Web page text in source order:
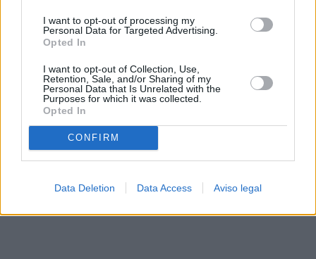
I want to opt-out of processing my
Personal Data for Targeted Advertising.
Opted In
I want to opt-out of Collection, Use,
Retention, Sale, and/or Sharing of my
Personal Data that Is Unrelated with the
Purposes for which it was collected.
Opted In
CONFIRM
Data Deletion Data Access Aviso legal